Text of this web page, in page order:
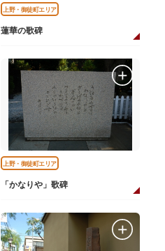
上野・御徒町エリア
蓮華の歌碑
上野・御徒町エリア
「かなりや」歌碑